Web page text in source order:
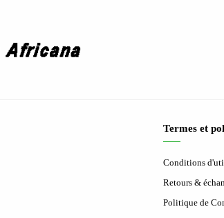
Termes et
Conditions
Retours &
Politique de